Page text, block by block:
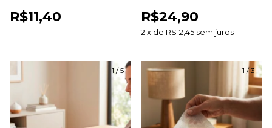
Ferimentos
R$11,40 R$24,90
2x de R$12,45 sem juros
1/5 1 / 3